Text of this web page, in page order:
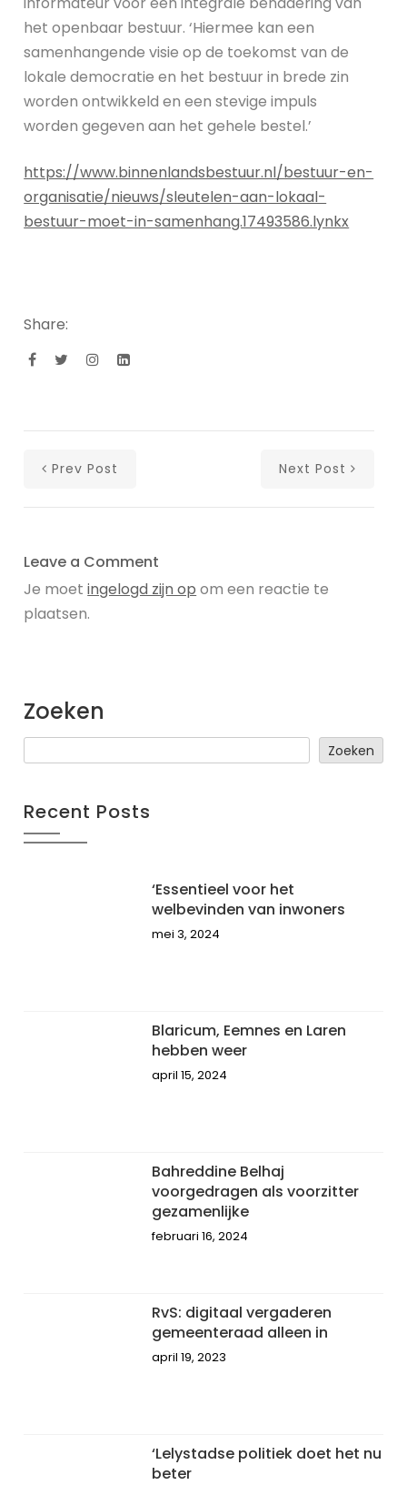
het openbaar bestuur. ‘Hiermee kan een
samenhangende visie op de toekomst van de
lokale democratie en het bestuur in brede zin
worden ontwikkeld en een stevige impuls
worden gegeven aan het gehele bestel.’
https://www.binnenlandsbestuur.nl/bestuur-en-
organisatie/nieuws/sleutelen-aan-lokaal-
bestuur-moet-in-samenhang.17493586.lynkx
Share:
Prev Post Next Post
Leave a Comment
Je moetingelogd zijn op om een reactie te
plaatsen.
Zoeken
Zoeken
Recent Posts
‘Essentieel voor het
welbevinden van inwoners
mei 3, 2024
Blaricum, Eemnes en Laren
hebben weer
april 15, 2024
Bahreddine Belhaj
voorgedragen als voorzitter
gezamenlijke
februari 16, 2024
RvS: digitaal vergaderen
gemeenteraad alleen in
april 19, 2023
‘Lelystadse politiek doet het nu
beter